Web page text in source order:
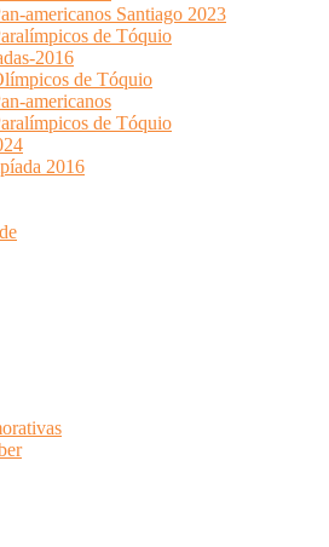
americanos Santiago 2023
de Tóquio
2016
de Tóquio
americanos
de Tóquio
2016